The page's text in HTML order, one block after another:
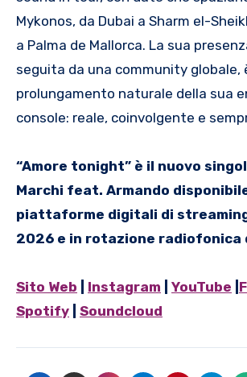
Mykonos, da Dubai a Sharm el-
a Palma de Mallorca. La sua
seguita da una community globale,
prolungamento naturale della sua
console: reale, coinvolgente e
“Amore tonight” è il nuovo
Marchi feat. Armando
piattaforme digitali di
2026 e in rotazione radiofonica
Sito Web Instagram YouTube
Spotify
Soundcloud